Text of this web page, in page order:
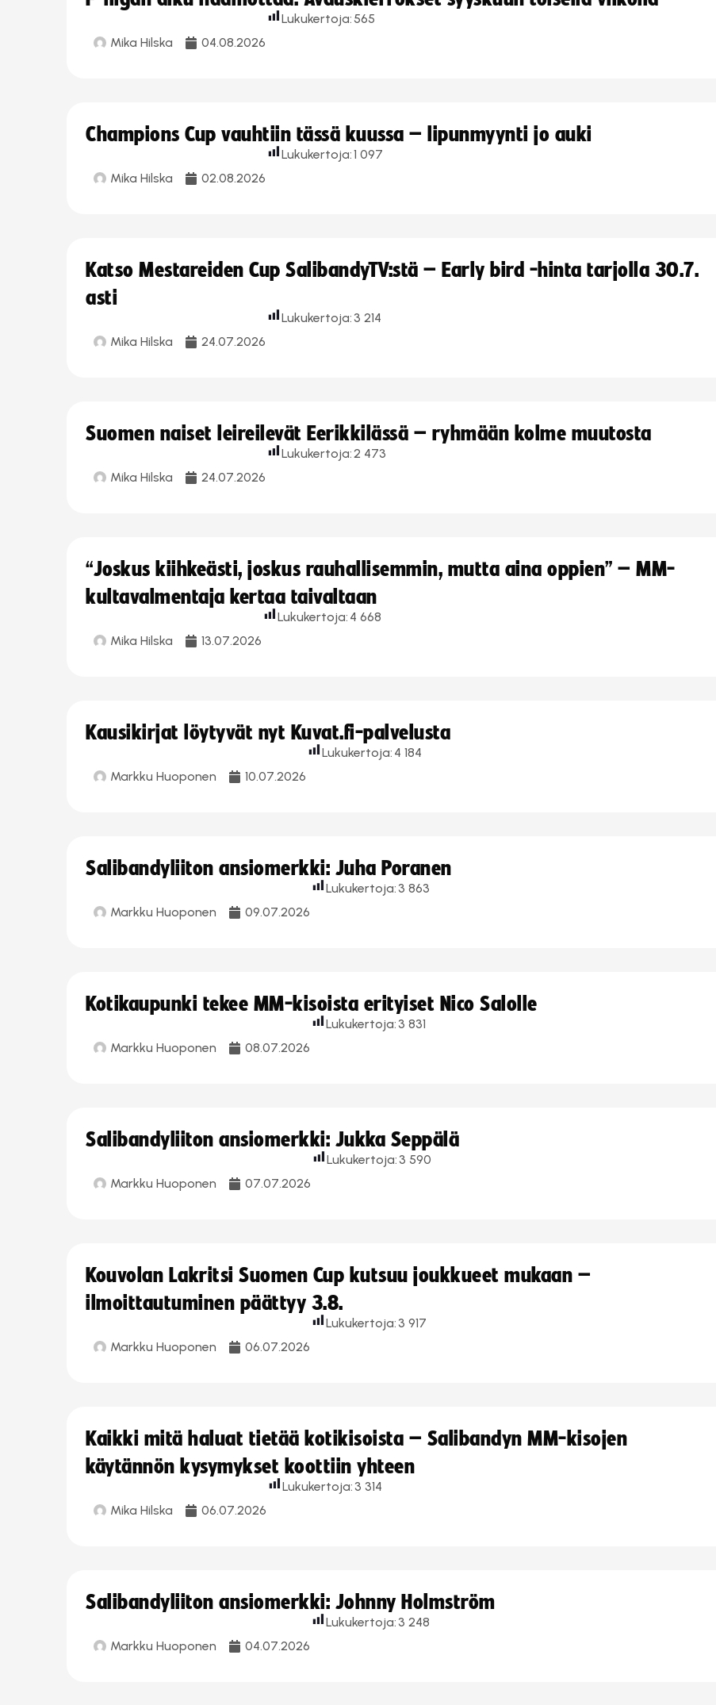
Mika Hilska 04.08.2026
Lukukertoja: 565
Champions Cup vauhtiin tässä kuussa – lipunmyynti jo auki
Mika Hilska 02.08.2026
Lukukertoja:1 097
Katso Mestareiden Cup SalibandyTV:stä – Early bird -hinta tarjolla 30.7.
asti
Mika Hilska 24.07.2026
Lukukertoja: 3 214
Suomen naiset leireilevät Eerikkilässä – ryhmään kolme muutosta
Mika Hilska 24.07.2026
Lukukertoja:2 473
“Joskus kiihkeästi, joskus rauhallisemmin, mutta aina oppien” – MM-
kultavalmentaja kertaa taivaltaan
Mika Hilska 13.07.2026
Lukukertoja: 4 668
Kausikirjat löytyvät nyt Kuvat.fi-palvelusta
Markku Huoponen 10.07.2026
Lukukertoja: 4 184
Salibandyliiton ansiomerkki: Juha Poranen
Markku Huoponen 09.07.2026
Lukukertoja: 3 863
Kotikaupunki tekee MM-kisoista erityiset Nico Salolle
Markku Huoponen 08.07.2026
Lukukertoja: 3 831
Salibandyliiton ansiomerkki: Jukka Seppälä
Markku Huoponen 07.07.2026
Lukukertoja: 3 590
Kouvolan Lakritsi Suomen Cup kutsuu joukkueet mukaan –
ilmoittautuminen päättyy 3.8.
Markku Huoponen 06.07.2026
Lukukertoja: 3 917
Kaikki mitä haluat tietää kotikisoista – Salibandyn MM-kisojen
käytännön kysymykset koottiin yhteen
Mika Hilska 06.07.2026
Lukukertoja: 3 314
Salibandyliiton ansiomerkki: Johnny Holmström
Markku Huoponen 04.07.2026
Lukukertoja: 3 248